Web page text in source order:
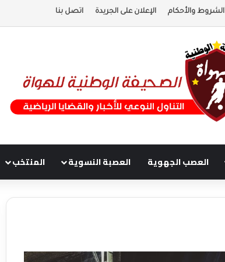
الشروط والأحكام الإعلان على الجريدة اتصل بنا
العصب الجهوية العصبة النسوية المنتخب